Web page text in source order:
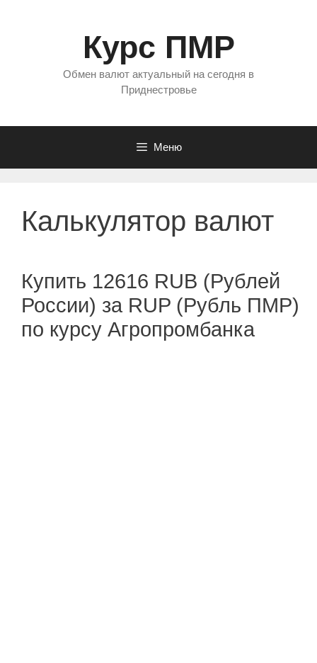
Курс ПМР
Обмен валют актуальный на сегодня в
Приднестровье
Меню
Калькулятор валют
Купить 12616 RUB (Рублей
России) за RUP (Рубль ПМР)
по курсу Агропромбанка